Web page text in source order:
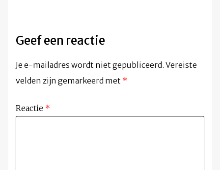
Geef een reactie
Je e-mailadres wordt niet gepubliceerd. Vereiste
velden zijn gemarkeerd met *
Reactie *